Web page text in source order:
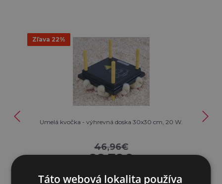
Zľava 22%
Umelá kvočka - výhrevná doska 30x30 cm, 20 W.
46,96€
36,70€
SKLADOM
Táto webová lokalita používa